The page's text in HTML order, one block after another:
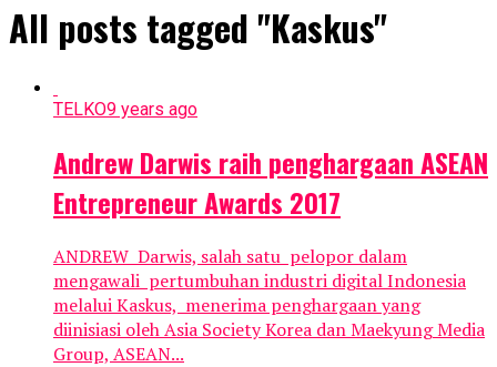
All posts tagged "Kaskus"
TELKO9 years ago
Andrew Darwis raih penghargaan ASEAN
Entrepreneur Awards 2017
ANDREW Darwis, salah satu pelopor dalam
mengawali pertumbuhan industri digital Indonesia
melalui Kaskus, menerima penghargaan yang
diinisiasi oleh Asia Society Korea dan Maekyung Media
Group, ASEAN...